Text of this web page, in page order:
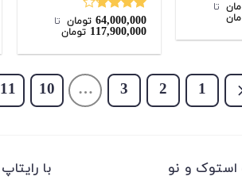
‌ تا ‌
نمره
3.71از
64,000,000 تومان‌ تا ‌
117,900,000 تومان
1
2
3
…
10
11
و نو با رایتاپ